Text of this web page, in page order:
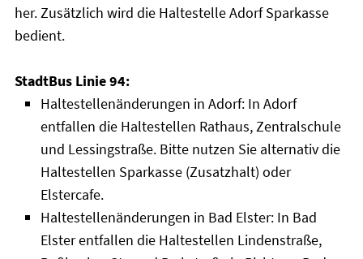
her. Zusätzlich wird die Haltestelle Adorf Sparkasse
bedient.
StadtBus Linie 94:
Haltestellenänderungen in Adorf: In Adorf
entfallen die Haltestellen Rathaus, Zentralschule
und Lessingstraße. Bitte nutzen Sie alternativ die
Haltestellen Sparkasse (Zusatzhalt) oder
Elstercafe.
Haltestellenänderungen in Bad Elster: In Bad
Elster entfallen die Haltestellen Lindenstraße,